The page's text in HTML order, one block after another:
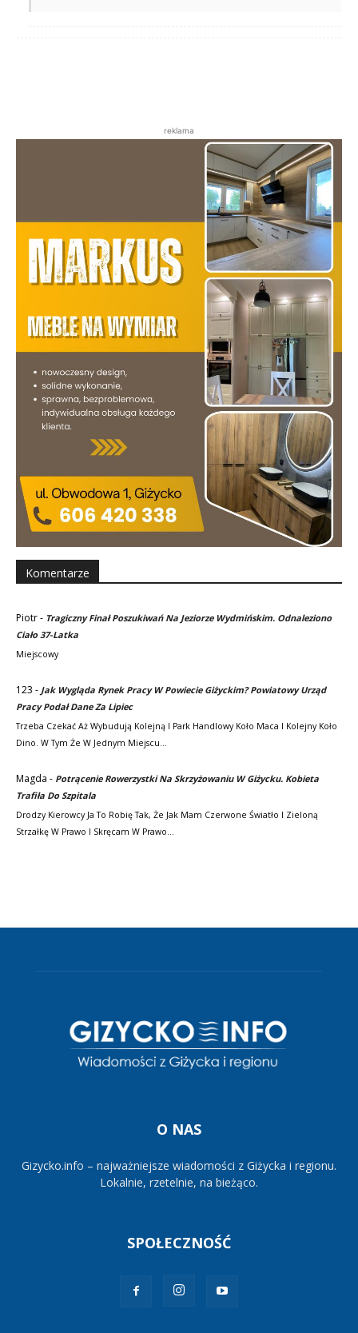
reklama
Komentarze
Piotr- Tragiczny Finał Poszukiwań Na Jeziorze Wydmińskim. Odnaleziono
Ciało 37-Latka
Miejscowy
123 - Jak Wygląda Rynek Pracy W Powiecie Giżyckim? Powiatowy Urząd
Pracy Podał Dane Za Lipiec
Trzeba Czekać Aż Wybudują Kolejną I Park Handlowy Koło Maca I Kolejny Koło
Dino. W Tym Że W Jednym Miejscu…
Magda - Potrącenie Rowerzystki Na Skrzyżowaniu W Giżycku. Kobieta
Trafiła Do Szpitala
Drodzy Kierowcy Ja To Robię Tak, Że Jak Mam Czerwone Światło I Zieloną
Strzałkę W Prawo I Skręcam W Prawo…
O NAS
Gizycko.info – najważniejsze wiadomości z Giżycka i regionu.
Lokalnie, rzetelnie, na bieżąco.
SPOŁECZNOŚĆ